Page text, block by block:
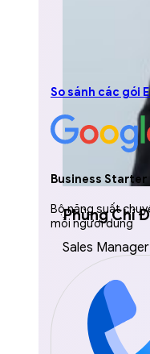
Phùng Chí
Sales
So sánh các gói
Business Starter
Bộ năng suất
mỗi người dùng